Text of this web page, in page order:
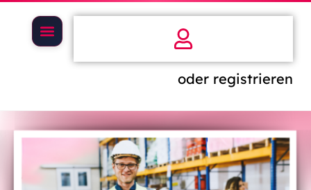
oder registrieren